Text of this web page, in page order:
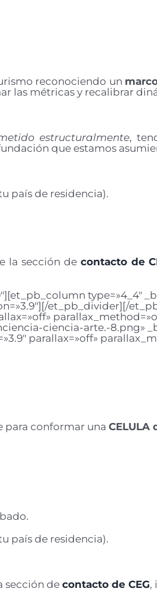
reconociendo un
las métricas y recalibrar
estructuralmente,
que estamos
país de residencia).
la sección de contacto de
type=»4_4″
et_pb_divider][/
ciencia-arte.-8.png»
parallax=»off»
para conformar una CELULA
país de residencia).
sección de contacto de CEG,